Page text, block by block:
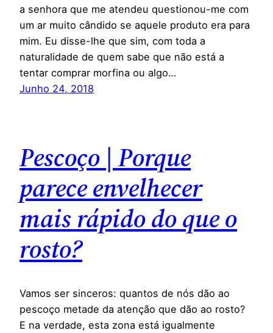
a senhora que me atendeu questionou-me com
um ar muito cândido se aquele produto era para
mim. Eu disse-lhe que sim, com toda a
naturalidade de quem sabe que não está a
tentar comprar morfina ou algo…
Junho 24, 2018
Pescoço | Porque
parece envelhecer
mais rápido do que o
rosto?
Vamos ser sinceros: quantos de nós dão ao
pescoço metade da atenção que dão ao rosto?
E na verdade, esta zona está igualmente